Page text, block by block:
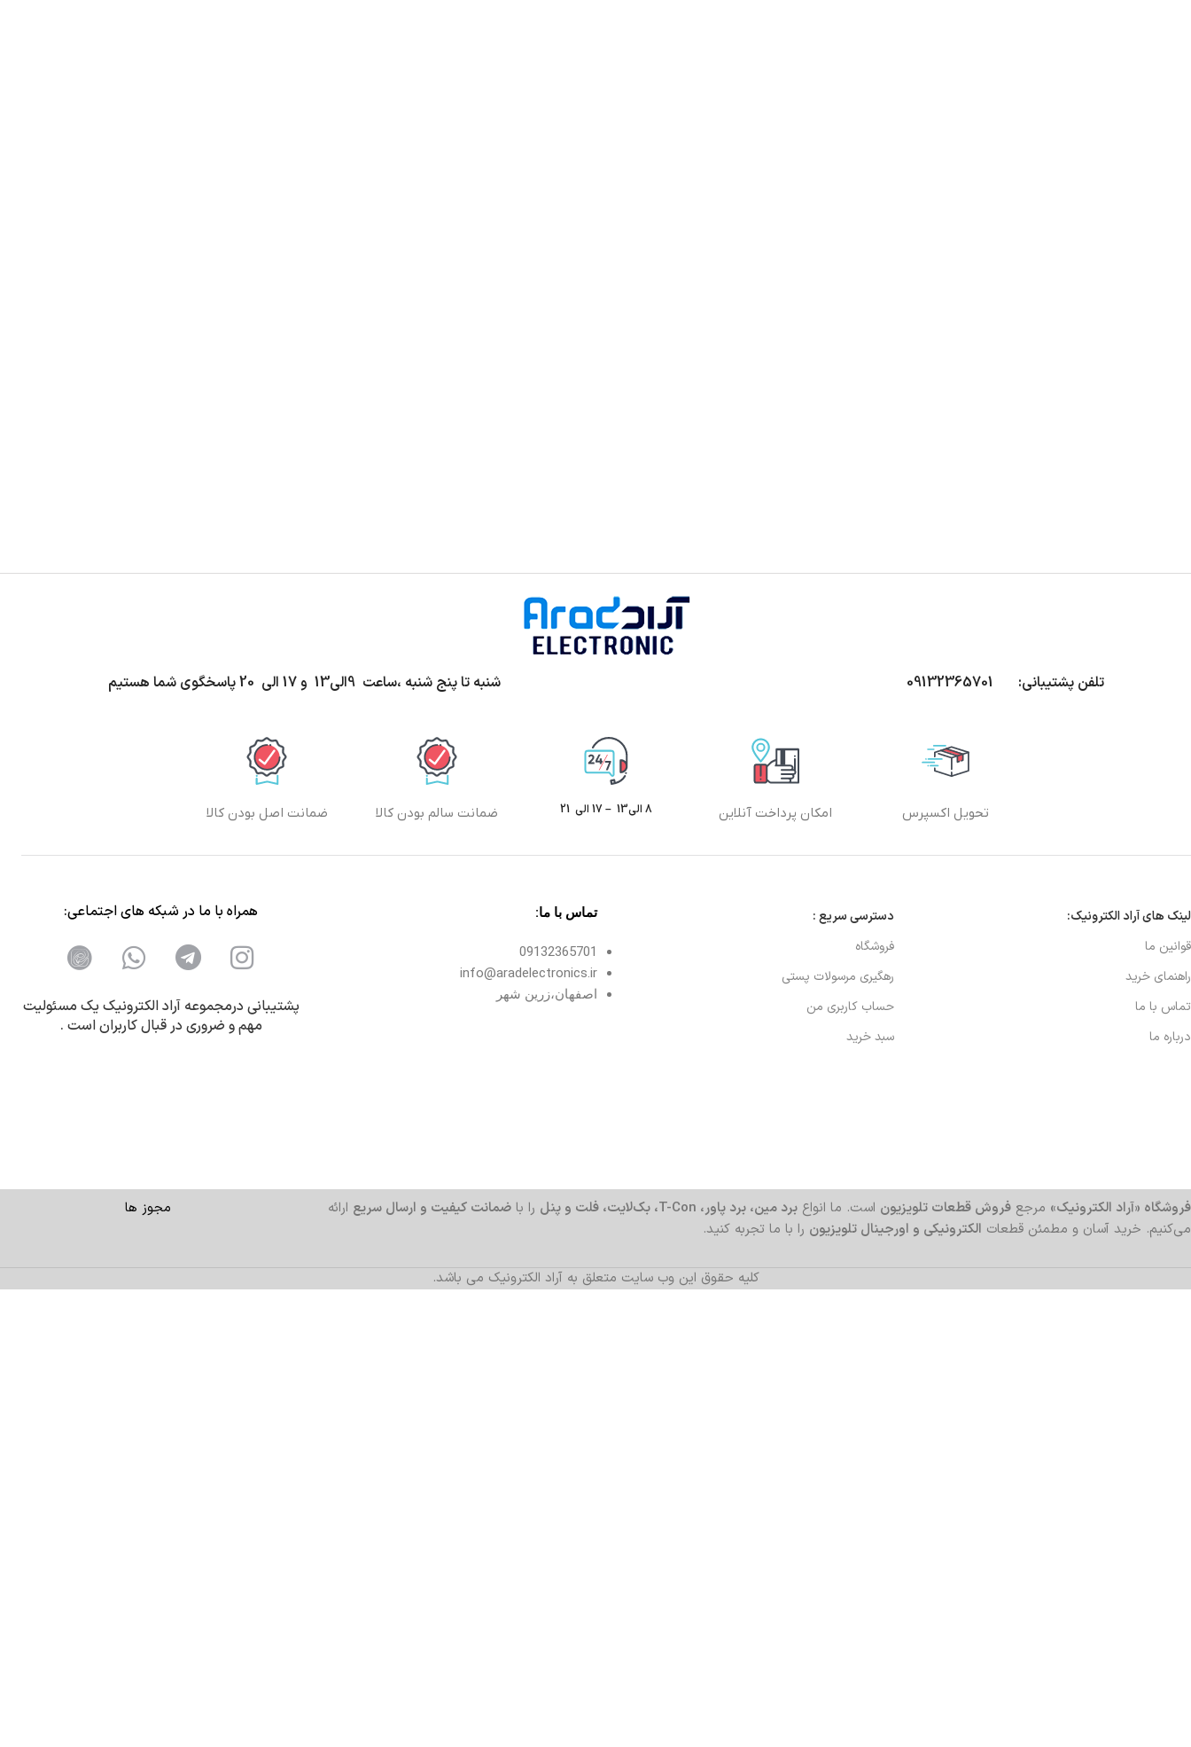
تلفن پشتیبانی: 09132365701 شنبه تا پنج شنبه ،ساعت 9الی13 و 17 الی 20 پاسخگوی شما هستیم
تحویل اکسپرس امکان پرداخت آنلاین 8 الی13 – 17 الی 21 ضمانت سالم بودن کالا ضمانت اصل بودن کالا
لینک های آراد الکترونیک:
قوانین ما
راهنمای خرید
تماس با ما
درباره ما
دسترسی سریع :
فروشگاه
رهگیری مرسولات پستی
حساب کاربری من
سبد خرید
تماس با ما:
09132365701
info@aradelectronics.ir
اصفهان،زرین شهر
همراه با ما در شبکه های اجتماعی:
پشتیبانی درمجموعه آراد الکترونیک یک مسئولیت
مهم و ضروری در قبال کاربران است .
فروشگاه «آراد الکترونیک» مرجع فروش قطعات تلویزیون است. ما انواع برد مین، برد پاور، T-Con، بک‌لایت، فلت و پنل را با ضمانت کیفیت و ارسال سریع ارائه
می‌کنیم. خرید آسان و مطمئن قطعات الکترونیکی و اورجینال تلویزیون را با ما تجربه کنید.
مجوز ها
کلیه حقوق این وب سایت متعلق به آراد الکترونیک می باشد.